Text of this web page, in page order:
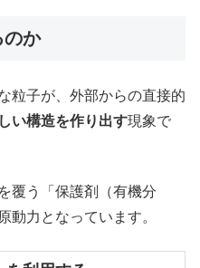
のか
粒子が、外部からの直接的
い構造を作り出す現象で
覆う「保護剤（有機分
動力となっています。